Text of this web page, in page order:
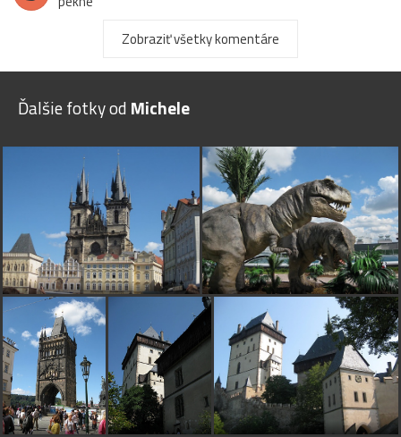
pred 17 rokmi
M pekný záber
lubossvkpred 17 rokmi
Páči sa 5*
voo pred 17 rokmi
velmi pekne foto 5*
Zobraziť všetky komentáre
Ďalšie fotky od Michele